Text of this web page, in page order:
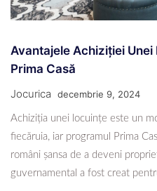
Avantajele Achiziției
Prima Casă
Jocurica decembrie 9, 2024
Achiziția unei locuințe este un
fiecăruia, iar programul Prima
români șansa de a deveni
guvernamental a fost creat